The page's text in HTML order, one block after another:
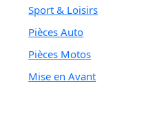
Sport & Loisirs
Pièces Auto
Pièces Motos
Mise en Avant